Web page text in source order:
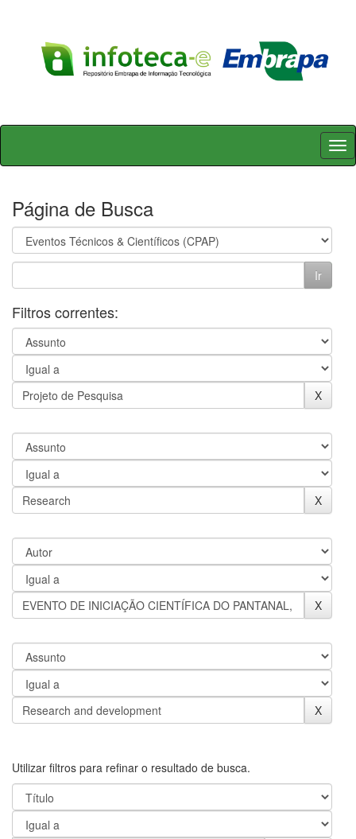
Skip
Página de Busca
Filtros correntes:
Utilizar filtros para refinar o resultado de busca.